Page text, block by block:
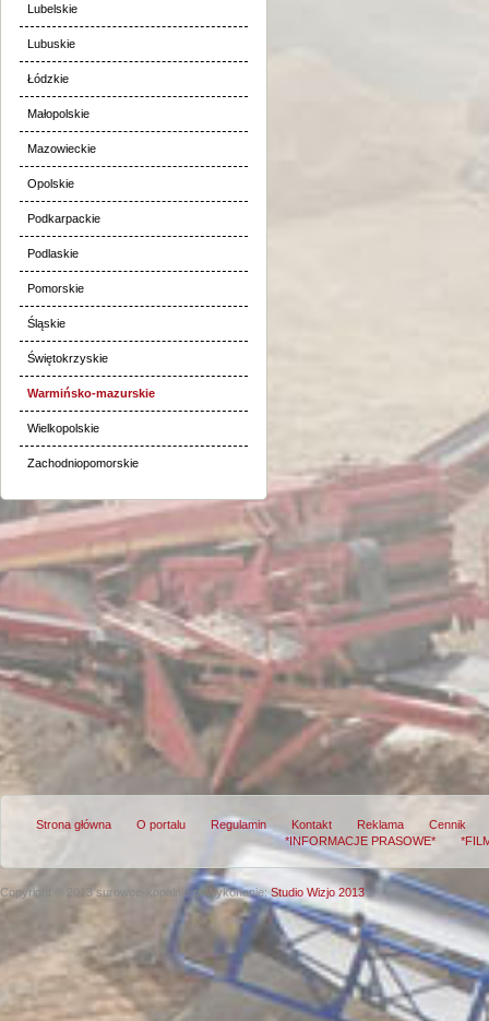
Lubelskie
Lubuskie
Łódzkie
Małopolskie
Mazowieckie
Opolskie
Podkarpackie
Podlaskie
Pomorskie
Śląskie
Świętokrzyskie
Warmińsko-mazurskie
Wielkopolskie
Zachodniopomorskie
Strona główna O portalu Regulamin Kontakt Reklama
Cennik
*INFORMACJE PRASOWE*
Copyright © 2013 surowce-kopalnie.plWykonanie:Studio Wizjo 2013